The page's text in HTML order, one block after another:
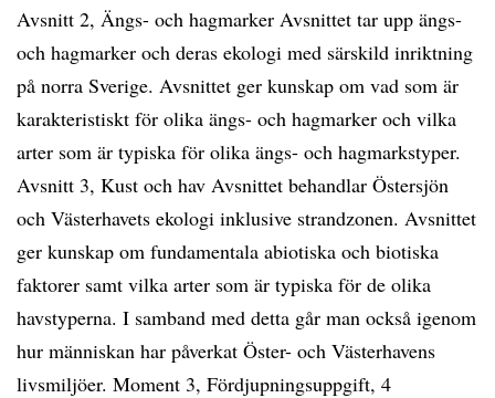
Avsnitt 2, Ängs- och hagmarker Avsnittet tar upp ängs-
och hagmarker och deras ekologi med särskild inriktning
på norra Sverige. Avsnittet ger kunskap om vad som är
karakteristiskt för olika ängs- och hagmarker och vilka
arter som är typiska för olika ängs- och hagmarkstyper.
Avsnitt 3, Kust och hav Avsnittet behandlar Östersjön
och Västerhavets ekologi inklusive strandzonen. Avsnittet
ger kunskap om fundamentala abiotiska och biotiska
faktorer samt vilka arter som är typiska för de olika
havstyperna. I samband med detta går man också igenom
hur människan har påverkat Öster- och Västerhavens
livsmiljöer. Moment 3, Fördjupningsuppgift, 4